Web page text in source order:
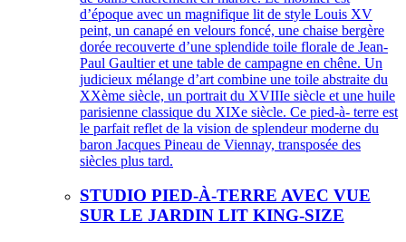
d’époque avec un magnifique lit de style Louis XV
peint, un canapé en velours foncé, une chaise bergère
dorée recouverte d’une splendide toile florale de Jean-
Paul Gaultier et une table de campagne en chêne. Un
judicieux mélange d’art combine une toile abstraite du
XXème siècle, un portrait du XVIIIe siècle et une huile
parisienne classique du XIXe siècle. Ce pied-à- terre est
le parfait reflet de la vision de splendeur moderne du
baron Jacques Pineau de Viennay, transposée des
siècles plus tard.
STUDIO PIED-À-TERRE AVEC VUE
SUR LE JARDIN LIT KING-SIZE